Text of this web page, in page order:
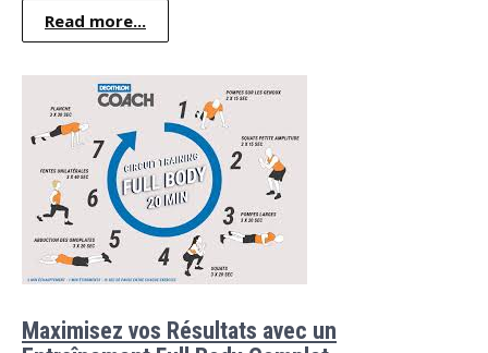
Read more...
Maximisez vos Résultats avec un